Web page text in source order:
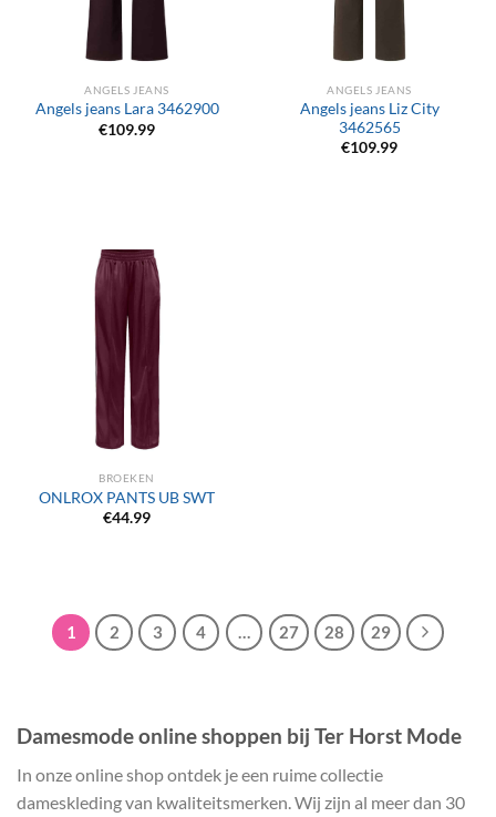
ANGELS JEANS
Angels jeans Lara 3462900
€109.99
ANGELS JEANS
Angels jeans Liz City
3462565
€109.99
BROEKEN
ONLROX PANTS UB SWT
€44.99
1 2 3 4 … 27 28 29
Damesmode online shoppen bij Ter Horst Mode
In onze online shop ontdek je een ruime collectie
dameskleding van kwaliteitsmerken. Wij zijn al meer dan 30